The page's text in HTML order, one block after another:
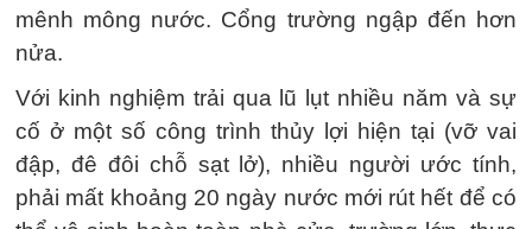
mênh mông nước. Cổng trường ngập đến hơn
nửa.
Với kinh nghiệm trải qua lũ lụt nhiều năm và sự
cố ở một số công trình thủy lợi hiện tại (vỡ vai
đập, đê đôi chỗ sạt lở), nhiều người ước tính,
phải mất khoảng 20 ngày nước mới rút hết để có